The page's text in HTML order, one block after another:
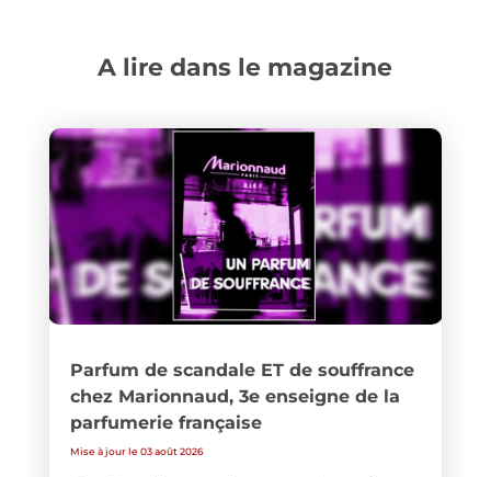
A lire dans le magazine
Parfum de scandale ET de souffrance
chez Marionnaud, 3e enseigne de la
parfumerie française
Mise à jour le 03 août 2026